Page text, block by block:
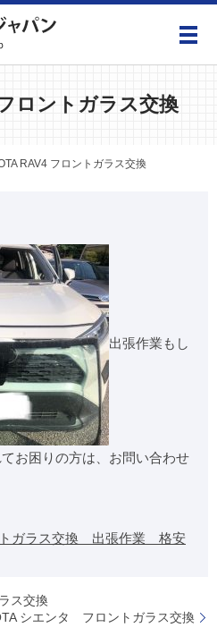
メ
ロントガラス交換
RAV4 フロントガラス交換
出張作業もし
お困りの方は、お問い合わせ
トガラス交換 出張作業 格安
ス交換
シエンタ フロントガラス交換